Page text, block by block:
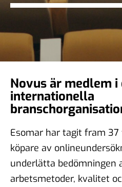
Novus är medlem i
internationella
Esomar har tagit fram
köpare av
underlätta bedömningen
arbetsmetoder, kvalitet